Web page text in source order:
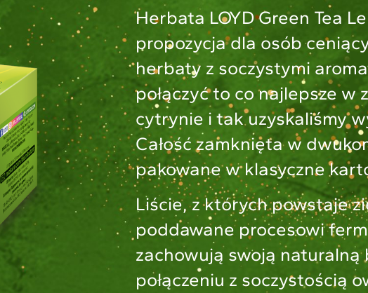
Herbata LOYD Green Tea
propozycja dla osób
herbaty z soczystymi
połączyć to co najlepsze w
cytrynie i tak uzyskaliśmy
Całość zamknięta w
pakowane w klasyczne
Liście, z których powstaje
poddawane procesowi
zachowują swoją
połączeniu z soczystością